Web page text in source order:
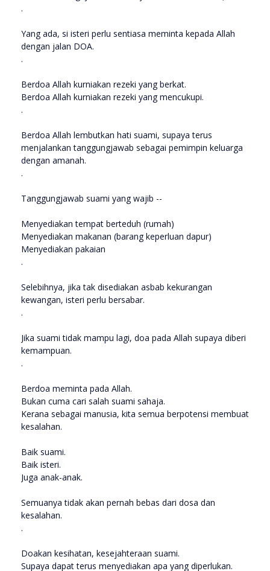
.
Yang ada, si isteri perlu sentiasa meminta kepada Allah
dengan jalan DOA.
.
Berdoa Allah kurniakan rezeki yang berkat.
Berdoa Allah kurniakan rezeki yang mencukupi.
.
Berdoa Allah lembutkan hati suami, supaya terus
menjalankan tanggungjawab sebagai pemimpin keluarga
dengan amanah.
.
Tanggungjawab suami yang wajib --
Menyediakan tempat berteduh (rumah)
Menyediakan makanan (barang keperluan dapur)
Menyediakan pakaian
.
Selebihnya, jika tak disediakan asbab kekurangan
kewangan, isteri perlu bersabar.
.
Jika suami tidak mampu lagi, doa pada Allah supaya diberi
kemampuan.
.
Berdoa meminta pada Allah.
Bukan cuma cari salah suami sahaja.
Kerana sebagai manusia, kita semua berpotensi membuat
kesalahan.
Baik suami.
Baik isteri.
Juga anak-anak.
Semuanya tidak akan pernah bebas dari dosa dan
kesalahan.
.
Doakan kesihatan, kesejahteraan suami.
Supaya dapat terus menyediakan apa yang diperlukan.